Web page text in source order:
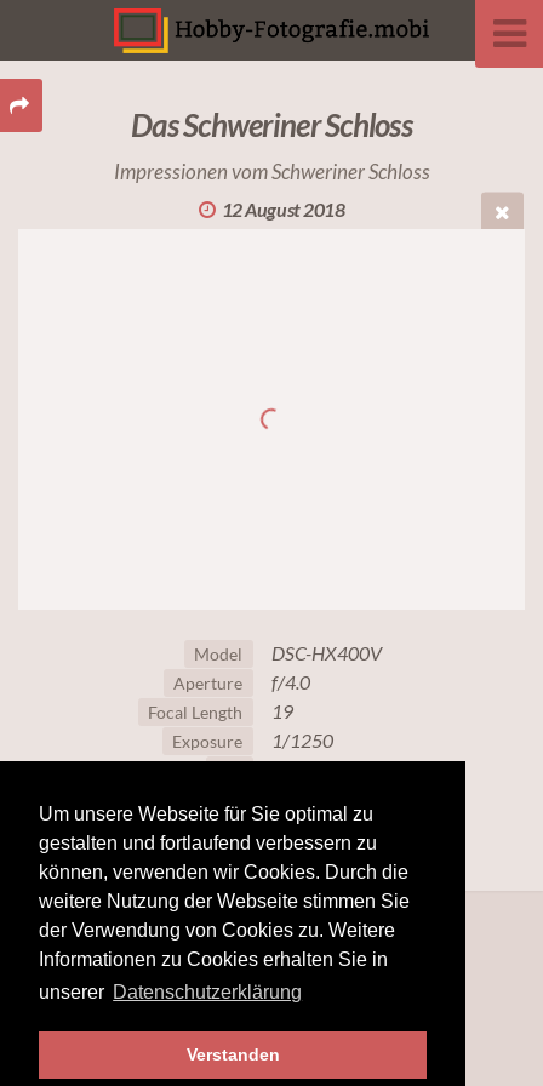
Um unsere Webseite für Sie optimal zu
gestalten und fortlaufend verbessern zu
können, verwenden wir Cookies. Durch die
weitere Nutzung der Webseite stimmen Sie
der Verwendung von Cookies zu. Weitere
Informationen zu Cookies erhalten Sie in
unserer Datenschutzerklärung
Verstanden
Das Schweriner Schloss
Impressionen vom Schweriner Schloss
12 August 2018
Model DSC-HX400V
Aperture f/4.0
Focal Length 19
Exposure 1/1250
80
© 2025www.hobby-fotografie.mobi